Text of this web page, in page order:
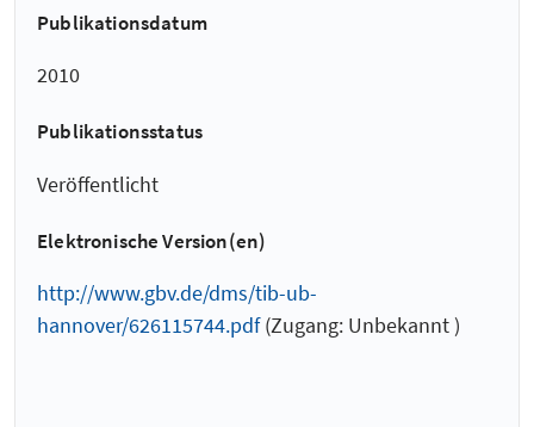
Publikationsdatum
2010
Publikationsstatus
Veröffentlicht
Elektronische Version(en)
http://www.gbv.de/dms/tib-ub-
hannover/626115744.pdf(Zugang: Unbekannt )